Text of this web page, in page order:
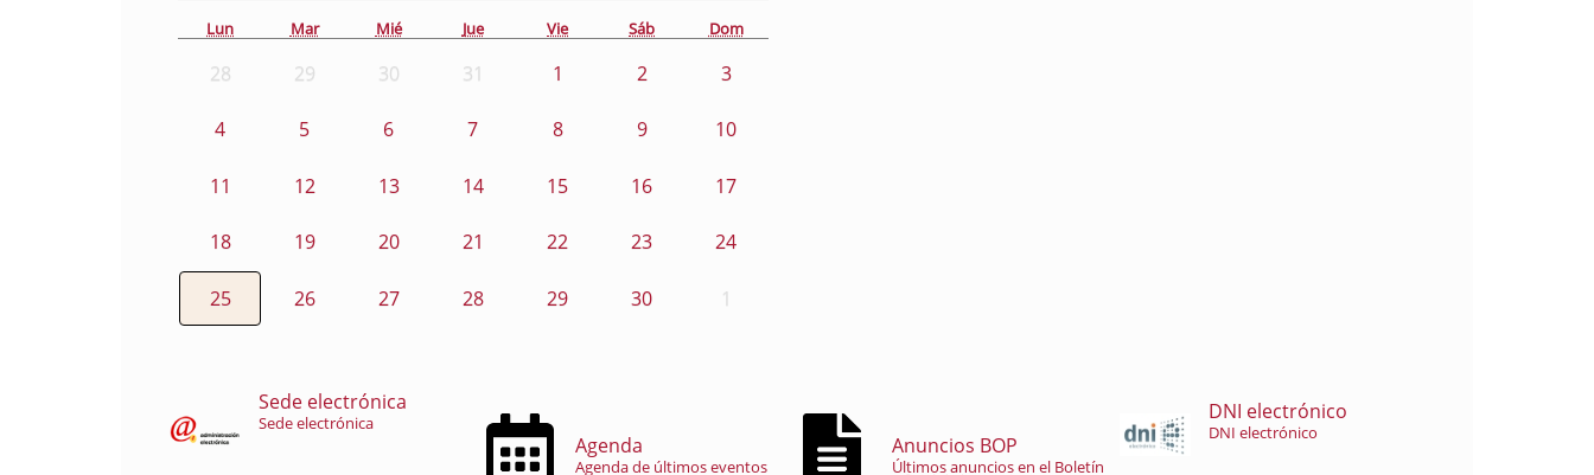
Lun Mar Mié Jue Vie Sáb Dom
28 29 30 31 1 2 3
4 5 6 7 8 9 10
11 12 13 14 15 16 17
18 19 20 21 22 23 24
25 26 27 28 29 30 1
Sede electrónica
Sede electrónica
Agenda
Agenda de últimos eventos
Anuncios BOP
Últimos anuncios en el Boletín
DNI electrónico
DNI electrónico